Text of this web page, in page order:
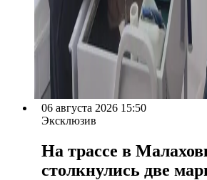
06 августа 2026 15:50
Эксклюзив
На трассе в
столкнулись две